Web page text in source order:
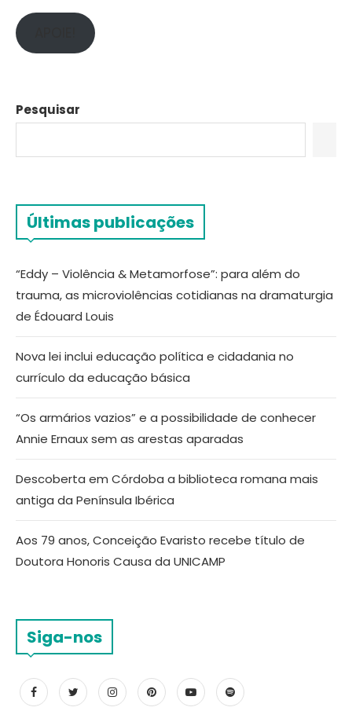
Pesquisar
Últimas publicações
“Eddy – Violência & Metamorfose”: para além do
trauma, as microviolências cotidianas na dramaturgia
de Édouard Louis
Nova lei inclui educação política e cidadania no
currículo da educação básica
“Os armários vazios” e a possibilidade de conhecer
Annie Ernaux sem as arestas aparadas
Descoberta em Córdoba a biblioteca romana mais
antiga da Península Ibérica
Aos 79 anos, Conceição Evaristo recebe título de
Doutora Honoris Causa da UNICAMP
Siga-nos